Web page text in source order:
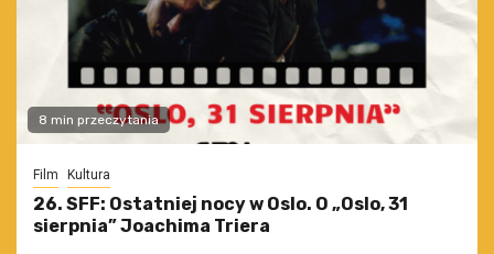
8 min przeczytania
Film Kultura
26. SFF: Ostatniej nocy w Oslo. O „Oslo, 31
sierpnia” Joachima Triera